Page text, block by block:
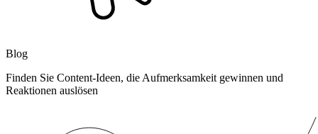
Blog
Finden Sie Content-Ideen, die Aufmerksamkeit gewinnen und
Reaktionen auslösen